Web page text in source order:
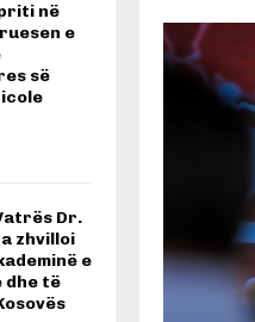
në
e
së
Dr.
zhvilloi
e
dhe të